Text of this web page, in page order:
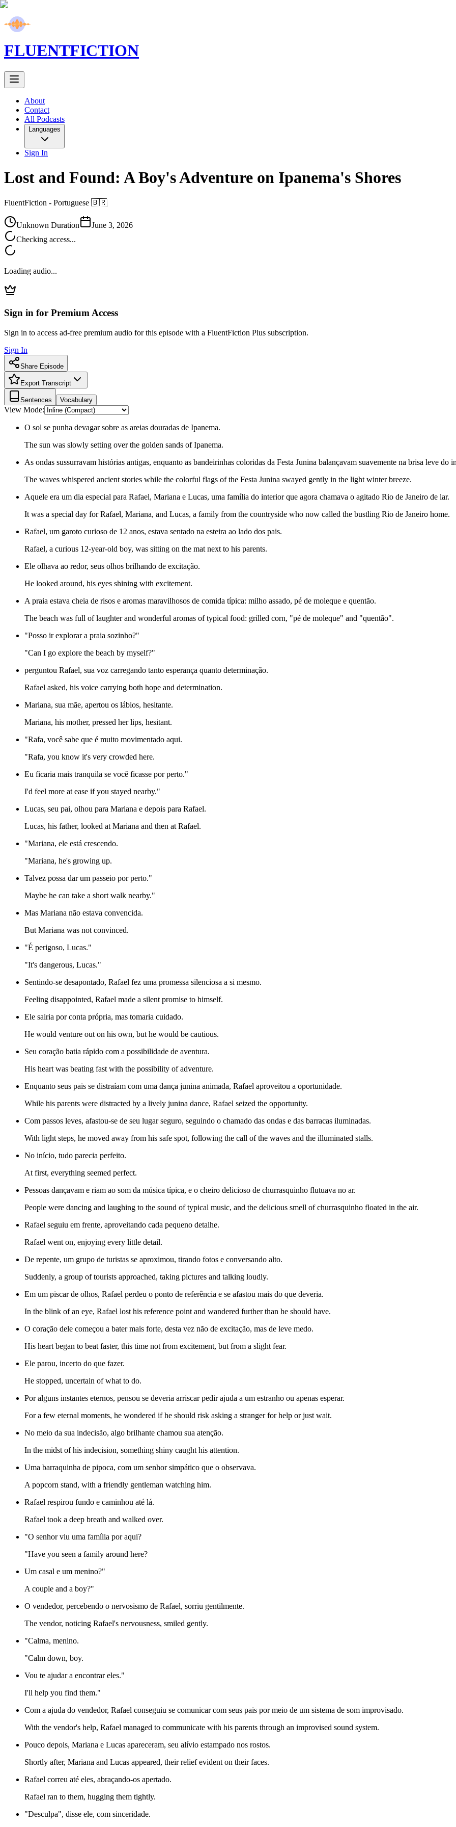
FLUENTFICTION
About
Contact
All Podcasts
Languages
Sign In
Lost and Found: A Boy's Adventure on Ipanema's Shores
FluentFiction - Portuguese 🇧🇷
Unknown Duration
June 3, 2026
Checking access...
Loading audio...
Sign in for Premium Access
Sign in to access ad-free premium audio for this episode with a FluentFiction Plus subscription.
Sign In
Share Episode
Export Transcript
Sentences Vocabulary
View Mode:
O sol se punha devagar sobre as areias douradas de Ipanema.
The sun was slowly setting over the golden sands of Ipanema.
As ondas sussurravam histórias antigas, enquanto as bandeirinhas coloridas da Festa Junina balançavam suavemente na brisa leve do
The waves whispered ancient stories while the colorful flags of the Festa Junina swayed gently in the light winter breeze.
Aquele era um dia especial para Rafael, Mariana e Lucas, uma família do interior que agora chamava o agitado Rio de Janeiro de lar.
It was a special day for Rafael, Mariana, and Lucas, a family from the countryside who now called the bustling Rio de Janeiro home.
Rafael, um garoto curioso de 12 anos, estava sentado na esteira ao lado dos pais.
Rafael, a curious 12-year-old boy, was sitting on the mat next to his parents.
Ele olhava ao redor, seus olhos brilhando de excitação.
He looked around, his eyes shining with excitement.
A praia estava cheia de risos e aromas maravilhosos de comida típica: milho assado, pé de moleque e quentão.
The beach was full of laughter and wonderful aromas of typical food: grilled corn, "pé de moleque" and "quentão".
"Posso ir explorar a praia sozinho?"
"Can I go explore the beach by myself?"
perguntou Rafael, sua voz carregando tanto esperança quanto determinação.
Rafael asked, his voice carrying both hope and determination.
Mariana, sua mãe, apertou os lábios, hesitante.
Mariana, his mother, pressed her lips, hesitant.
"Rafa, você sabe que é muito movimentado aqui.
"Rafa, you know it's very crowded here.
Eu ficaria mais tranquila se você ficasse por perto."
I'd feel more at ease if you stayed nearby."
Lucas, seu pai, olhou para Mariana e depois para Rafael.
Lucas, his father, looked at Mariana and then at Rafael.
"Mariana, ele está crescendo.
"Mariana, he's growing up.
Talvez possa dar um passeio por perto."
Maybe he can take a short walk nearby."
Mas Mariana não estava convencida.
But Mariana was not convinced.
"É perigoso, Lucas."
"It's dangerous, Lucas."
Sentindo-se desapontado, Rafael fez uma promessa silenciosa a si mesmo.
Feeling disappointed, Rafael made a silent promise to himself.
Ele sairia por conta própria, mas tomaria cuidado.
He would venture out on his own, but he would be cautious.
Seu coração batia rápido com a possibilidade de aventura.
His heart was beating fast with the possibility of adventure.
Enquanto seus pais se distraíam com uma dança junina animada, Rafael aproveitou a oportunidade.
While his parents were distracted by a lively junina dance, Rafael seized the opportunity.
Com passos leves, afastou-se de seu lugar seguro, seguindo o chamado das ondas e das barracas iluminadas.
With light steps, he moved away from his safe spot, following the call of the waves and the illuminated stalls.
No início, tudo parecia perfeito.
At first, everything seemed perfect.
Pessoas dançavam e riam ao som da música típica, e o cheiro delicioso de churrasquinho flutuava no ar.
People were dancing and laughing to the sound of typical music, and the delicious smell of churrasquinho floated in the air.
Rafael seguiu em frente, aproveitando cada pequeno detalhe.
Rafael went on, enjoying every little detail.
De repente, um grupo de turistas se aproximou, tirando fotos e conversando alto.
Suddenly, a group of tourists approached, taking pictures and talking loudly.
Em um piscar de olhos, Rafael perdeu o ponto de referência e se afastou mais do que deveria.
In the blink of an eye, Rafael lost his reference point and wandered further than he should have.
O coração dele começou a bater mais forte, desta vez não de excitação, mas de leve medo.
His heart began to beat faster, this time not from excitement, but from a slight fear.
Ele parou, incerto do que fazer.
He stopped, uncertain of what to do.
Por alguns instantes eternos, pensou se deveria arriscar pedir ajuda a um estranho ou apenas esperar.
For a few eternal moments, he wondered if he should risk asking a stranger for help or just wait.
No meio da sua indecisão, algo brilhante chamou sua atenção.
In the midst of his indecision, something shiny caught his attention.
Uma barraquinha de pipoca, com um senhor simpático que o observava.
A popcorn stand, with a friendly gentleman watching him.
Rafael respirou fundo e caminhou até lá.
Rafael took a deep breath and walked over.
"O senhor viu uma família por aqui?
"Have you seen a family around here?
Um casal e um menino?"
A couple and a boy?"
O vendedor, percebendo o nervosismo de Rafael, sorriu gentilmente.
The vendor, noticing Rafael's nervousness, smiled gently.
"Calma, menino.
"Calm down, boy.
Vou te ajudar a encontrar eles."
I'll help you find them."
Com a ajuda do vendedor, Rafael conseguiu se comunicar com seus pais por meio de um sistema de som improvisado.
With the vendor's help, Rafael managed to communicate with his parents through an improvised sound system.
Pouco depois, Mariana e Lucas apareceram, seu alívio estampado nos rostos.
Shortly after, Mariana and Lucas appeared, their relief evident on their faces.
Rafael correu até eles, abraçando-os apertado.
Rafael ran to them, hugging them tightly.
"Desculpa", disse ele, com sinceridade.